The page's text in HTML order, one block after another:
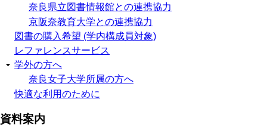
奈良県立図書情報館との連携協力
京阪奈教育大学との連携協力
図書の購入希望 (学内構成員対象)
レファレンスサービス
学外の方へ
奈良女子大学所属の方へ
快適な利用のために
資料案内